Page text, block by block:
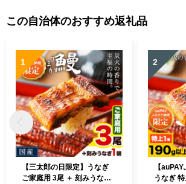
この自治体のおすすめ返礼品
1
【三太郎の日限定】うなぎ
ご家庭用 3尾 ＋ 刻みうなぎ1
2
【
うなぎ